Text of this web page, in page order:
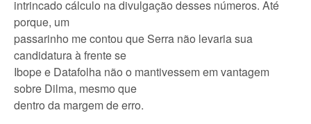
intrincado cálculo na divulgação desses números. Até
porque, um
passarinho me contou que Serra não levaria sua
candidatura à frente se
Ibope e Datafolha não o mantivessem em vantagem
sobre Dilma, mesmo que
dentro da margem de erro.